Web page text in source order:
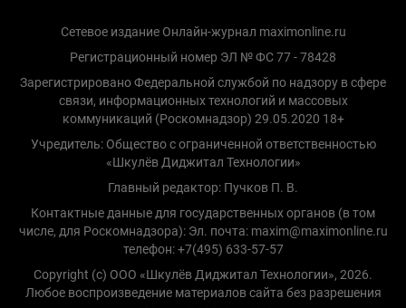
Сетевое издание Онлайн-журнал maximonline.ru
Регистрационный номер ЭЛ № ФС 77 - 78428
Зарегистрировано Федеральной службой по надзору в сфере
связи, информационных технологий и массовых
коммуникаций (Роскомнадзор) 29.05.2020 18+
Учредитель: Общество с ограниченной ответственностью
«Шкулёв Диджитал Технологии»
Главный редактор: Пучков П. В.
Контактные данные для государственных органов (в том
числе, для Роскомнадзора): Эл. почта: maxim@maximonline.ru
телефон: +7(495) 633-57-57
Copyright (с) ООО «Шкулёв Диджитал Технологии», 2026.
Любое воспроизведение материалов сайта без разрешения